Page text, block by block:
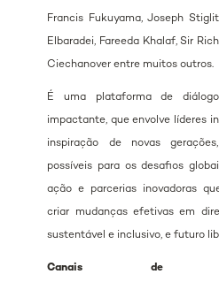
Francis Fukuyama, Joseph
Elbaradei, Fareeda Khalaf, Sir
Ciechanover entre muitos outros.
É uma plataforma de
impactante, que envolve líderes
inspiração de novas
possíveis para os desafios
ação e parcerias inovadoras
criar mudanças efetivas em
sustentável e inclusivo, e futuro
Canais de